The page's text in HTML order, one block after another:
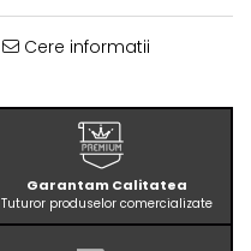
Cere informatii
Garantam Calitatea
Tuturor produselor comercializate